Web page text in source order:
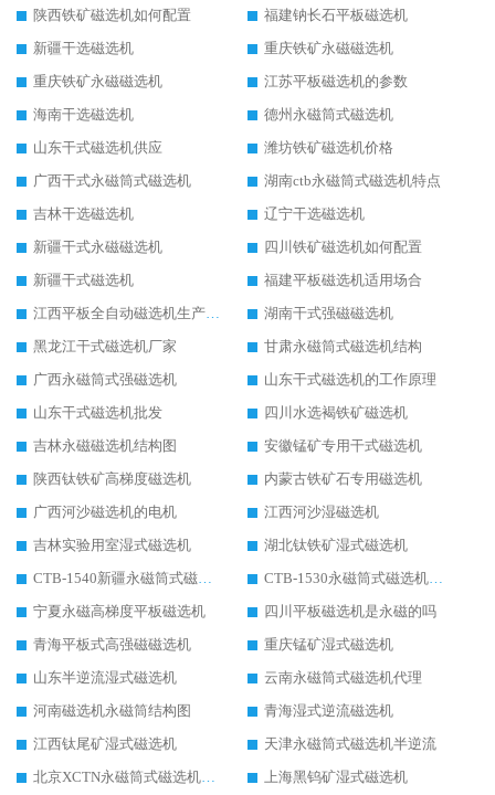
陕西铁矿磁选机如何配置
福建钠长石平板磁选机
新疆干选磁选机
重庆铁矿永磁磁选机
重庆铁矿永磁磁选机
江苏平板磁选机的参数
海南干选磁选机
德州永磁筒式磁选机
山东干式磁选机供应
潍坊铁矿磁选机价格
广西干式永磁筒式磁选机
湖南ctb永磁筒式磁选机特点
吉林干选磁选机
辽宁干选磁选机
新疆干式永磁磁选机
四川铁矿磁选机如何配置
新疆干式磁选机
福建平板磁选机适用场合
江西平板全自动磁选机生产厂家
湖南干式强磁磁选机
黑龙江干式磁选机厂家
甘肃永磁筒式磁选机结构
广西永磁筒式强磁选机
山东干式磁选机的工作原理
山东干式磁选机批发
四川水选褐铁矿磁选机
吉林永磁磁选机结构图
安徽锰矿专用干式磁选机
陕西钛铁矿高梯度磁选机
内蒙古铁矿石专用磁选机
广西河沙磁选机的电机
江西河沙湿磁选机
吉林实验用室湿式磁选机
湖北钛铁矿湿式磁选机
CTB-1540新疆永磁筒式磁选机
CTB-1530永磁筒式磁选机代理商
宁夏永磁高梯度平板磁选机
四川平板磁选机是永磁的吗
青海平板式高强磁磁选机
重庆锰矿湿式磁选机
山东半逆流湿式磁选机
云南永磁筒式磁选机代理
河南磁选机永磁筒结构图
青海湿式逆流磁选机
江西钛尾矿湿式磁选机
天津永磁筒式磁选机半逆流
北京XCTN永磁筒式磁选机磁块位置
上海黑钨矿湿式磁选机